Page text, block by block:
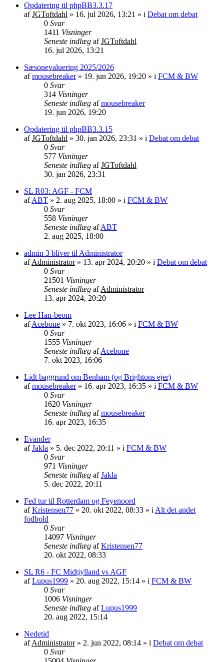
Opdatering til phpBB3.3.17
afJGToftdahl » 16. jul 2026, 13:21 » i Debat om debat
0 Svar
1411 Visninger
Seneste indlæg afJGToftdahl
16. jul 2026, 13:21
Sæsonevaluering 2025/2026
afmousebreaker» 19. jun 2026, 19:20 » i FCM & BW
0 Svar
314 Visninger
Seneste indlæg afmousebreaker
19. jun 2026, 19:20
Opdatering til phpBB3.3.15
afJGToftdahl » 30. jan 2026, 23:31 » i Debat om debat
0 Svar
577 Visninger
Seneste indlæg afJGToftdahl
30. jan 2026, 23:31
SL R03: AGF - FCM
afABT » 2. aug 2025, 18:00 » i FCM & BW
0 Svar
558 Visninger
Seneste indlæg afABT
2. aug 2025, 18:00
admin 3 bliver til Administrator
afAdministrator» 13. apr 2024, 20:20 » i Debat om debat
0 Svar
21501 Visninger
Seneste indlæg afAdministrator
13. apr 2024, 20:20
Lee Han-beom
afAcebone » 7. okt 2023, 16:06 » i FCM & BW
0 Svar
1555 Visninger
Seneste indlæg afAcebone
7. okt 2023, 16:06
Lidt baggrund om Benham (og Brightons ejer)
afmousebreaker» 16. apr 2023, 16:35 » i FCM & BW
0 Svar
1620 Visninger
Seneste indlæg afmousebreaker
16. apr 2023, 16:35
Evander
afJakla » 5. dec 2022, 20:11 » i FCM & BW
0 Svar
971 Visninger
Seneste indlæg afJakla
5. dec 2022, 20:11
Fed tur til Rotterdam og Feyenoord
afKristensen77 » 20. okt 2022, 08:33 » i Alt det andet
fodbold
0 Svar
14097 Visninger
Seneste indlæg afKristensen77
20. okt 2022, 08:33
SL R6 - FC Midtjylland vs AGF
afLupus1999 » 20. aug 2022, 15:14 » i FCM & BW
0 Svar
1006 Visninger
Seneste indlæg afLupus1999
20. aug 2022, 15:14
Nedetid
afAdministrator» 2. jun 2022, 08:14 » i Debat om debat
0 Svar